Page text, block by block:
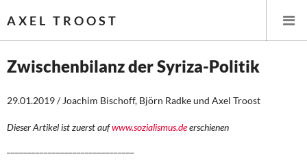
AXEL TROOST
Themen
Zwischenbilanz der Syriza-Politik
29.01.2019 / Joachim Bischoff, Björn Radke und Axel Troost
Dieser Artikel ist zuerst aufwww.sozialismus.deerschienen